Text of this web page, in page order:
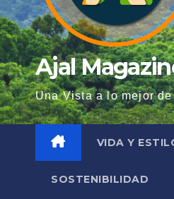
Ajal
Una Vista a lo mejor
VIDA Y
SOSTENIBILIDAD